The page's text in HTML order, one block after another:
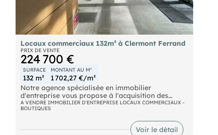
Locaux commerciaux 132m² à Clermont Ferrand
PRIX DE VENTE
224 700 €
SURFACE
132 m²
MONTANT AU M²
1 702,27 €/m²
Notre agence spécialisée en immobilier
d'entreprise vous propose à l'acquisition des
bureaux ou locaux commerciaux d'environ 132 m²
en rez-de-chaussée d'un immeuble sur une des
avenues très fréquentée dans le centre-ville de
A VENDRE IMMOBILIER D'ENTREPRISE LOCAUX COMMERCIAUX -
BOUTIQUES
Voir le détail